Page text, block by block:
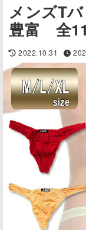
メンズT
豊富 全
2022.10.31